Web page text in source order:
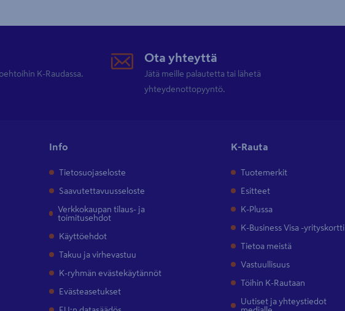
K-Raudassa.
Ota yhteyttä
Jätä meille palautetta tai lähetä
yhteydenottopyyntö.
Info
Tietosuojaseloste
Saavutettavuusseloste
Verkkokaupan tilaus- ja
toimitusehdot
Käyttöehdot
Takuu ja virhevastuu
K-ryhmän evästekäytännöt
Evästeasetukset
K-Rauta
Tuotemerkit
Esitteet
K-Plussa
K-Business Visa -yrityskortti
Tietoa meistä
Vastuullisuus
Töihin K-Rautaan
Uutiset ja yhteystiedot